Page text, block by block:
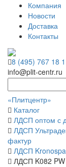
Компания
Новости
Доставка
Контакты
8 (495) 767 18
info@plit-centr.ru
«Плитцентр»
Каталог
ЛДСП оптом с
ЛДСП
фактур
ЛДСП
ЛДСП K082